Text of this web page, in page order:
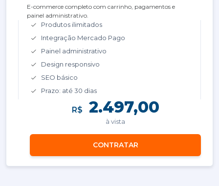
E-commerce completo com carrinho, pagamentos e
painel administrativo.
Produtos ilimitados
Integração Mercado Pago
Painel administrativo
Design responsivo
SEO básico
Prazo: até 30 dias
R$ 2.497,00
à vista
CONTRATAR